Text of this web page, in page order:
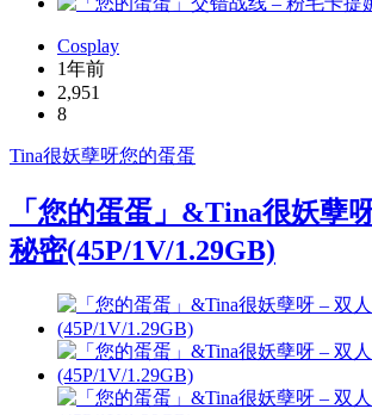
Cosplay
1年前
2,951
8
Tina很妖孽呀您的蛋蛋
「您的蛋蛋」&Tina很妖孽
秘密(45P/1V/1.29GB)